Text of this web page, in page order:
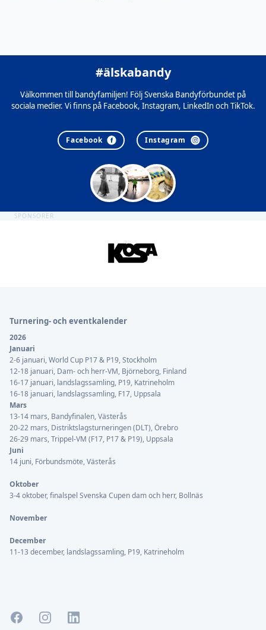
#älskabandy
Välkommen till bandyfamiljen! Följ Svenska Bandyförbundet på
sociala medier. Vi finns på Facebook, Instagram, LinkedIn och TikTok.
Facebook Instagram
SPONSORER
Turnering- och eventkalender
2026
Januari
2-6 januari, World Cup P17 & P19, Stockholm
12-18 januari, Dam- och herr-VM, Björneborg, Finland
16-17 januari, landslagssamling, P19, Katrineholm
16-18 januari, landslagssamling, F17, Uppsala
Mars
13-14 mars, Bandyfinalen, Västerås
20-22 mars, Distriktslagsturneringen (DLT), Örebro
26-29 mars, Trippel-VM (F17, P17 & P19), Uppsala
Juni
14 juni, Förbundsmöte, Västerås
Oktober
3-4 oktober, finalspel Svenska Cupen dam och herr, Bollnäs
November
December
11-13 december, landslagssamling, P19, Katrineholm
FacebookInstagramLinkedIn